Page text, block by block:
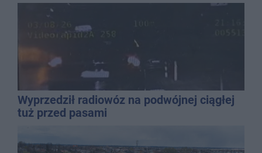
Wyprzedził radiowóz na podwójnej ciągłej
tuż przed pasami